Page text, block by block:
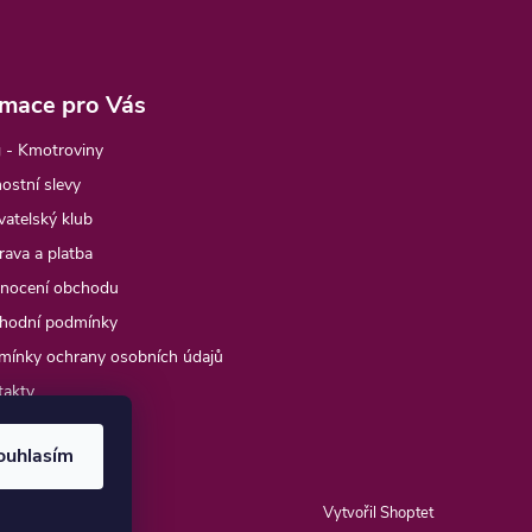
pro Vás
- Kmotroviny
slevy
klub
a platba
obchodu
podmínky
ochrany osobních údajů
objednávka
Vytvořil Shoptet